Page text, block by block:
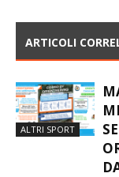
ARTICOLI
ALTRI SPORT